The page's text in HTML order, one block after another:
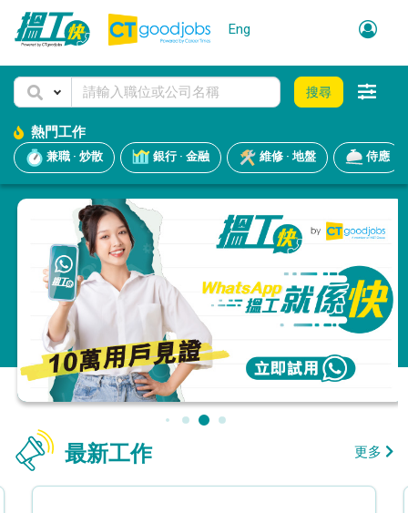
Eng
搜尋
熱門工作
兼職 · 炒散 銀行 · 金融 維修 · 地盤 侍應
最新工作 更多